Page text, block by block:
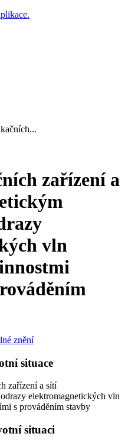
zařízení a
vln
znění
situace
zařízení a sítí
elektromagnetických vln
s prováděním stavby
situaci